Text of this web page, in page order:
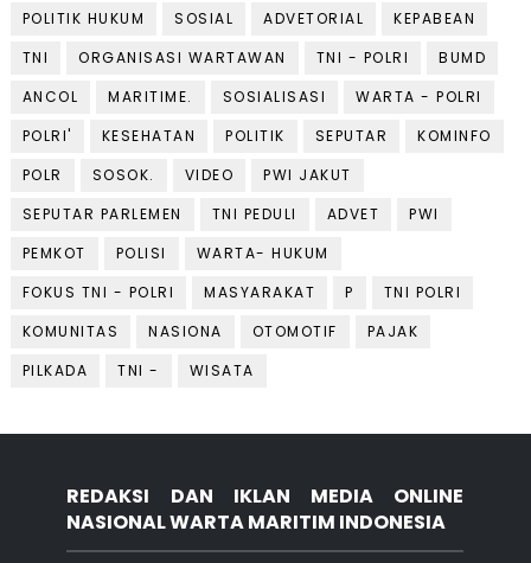
POLITIK HUKUM
SOSIAL ADVETORIAL
KEPABEAN
TNI
ORGANISASI WARTAWAN TNI - POLRI
BUMD
ANCOL
MARITIME. SOSIALISASI
WARTA - POLRI
POLRI'
KESEHATAN POLITIK SEPUTAR
KOMINFO
POLR
SOSOK. VIDEO
PWI JAKUT
SEPUTAR PARLEMEN
TNI PEDULI ADVET
PWI
PEMKOT
POLISI
WARTA- HUKUM
FOKUS TNI - POLRI
MASYARAKAT P
TNI POLRI
KOMUNITAS
NASIONA OTOMOTIF
PAJAK
PILKADA
TNI - WISATA
REDAKSI DAN IKLAN MEDIA ONLINE
NASIONAL WARTA MARITIM INDONESIA